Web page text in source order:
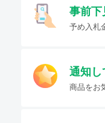
事前下
予め入札
通知
商品をお